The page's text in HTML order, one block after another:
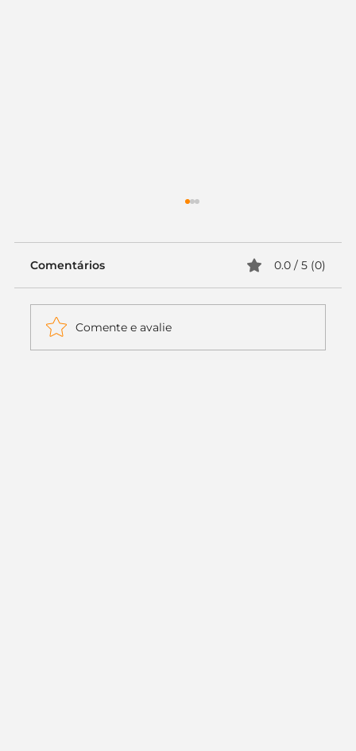
Comentários 0.0 / 5 (0)
Comente e avalie